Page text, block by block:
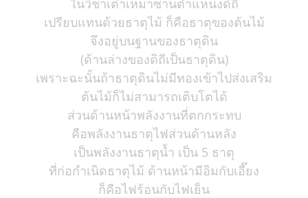
ในวิชาเต๋าเหมาซานตำแหน่งดิถี
เปรียบแทนด้วยธาตุไม้ ก็คือธาตุของต้นไม้
จึงอยู่บนฐานของธาตุดิน
(ด้านล่างของดิถีเป็นธาตุดิน)
เพราะฉะนั้นถ้าธาตุดินไม่มีทองเข้าไปส่งเสริม
ต้นไม้ก็ไม่สามารถเติบโตได้
ส่วนด้านหน้าพลังงานที่ตกกระทบ
คือพลังงานธาตุไฟส่วนด้านหลัง
เป็นพลังงานธาตุน้ำ เป็น 5 ธาตุ
ที่ก่อกำเนิดธาตุไม้ ด้านหน้ามีอิมกับเอี๊ยง
ก็คือไฟร้อนกับไฟเย็น